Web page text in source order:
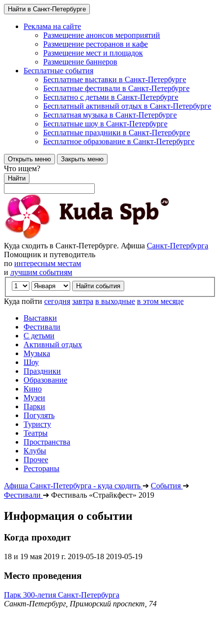
Найти в Санкт-Петербурге
Реклама на сайте
Размещение анонсов мероприятий
Размещение ресторанов и кафе
Размещение мест и площадок
Размещение баннеров
Бесплатные события
Бесплатные выставки в Санкт-Петербурге
Бесплатные фестивали в Санкт-Петербурге
Бесплатно с детьми в Санкт-Петербурге
Бесплатный активный отдых в Санкт-Петербурге
Бесплатная музыка в Санкт-Петербурге
Бесплатные шоу в Санкт-Петербурге
Бесплатные праздники в Санкт-Петербурге
Бесплатное образование в Санкт-Петербурге
Открыть меню Закрыть меню
Что ищем?
Найти
Куда сходить в Санкт-Петербурге. Афиша Санкт-Петербурга
Помощник и путеводитель
по интересным местам
и лучшим событиям
Куда пойти сегодня завтра в выходные в этом месяце
Выставки
Фестивали
С детьми
Активный отдых
Музыка
Шоу
Праздники
Образование
Кино
Музеи
Парки
Погулять
Туристу
Театры
Пространства
Клубы
Прочее
Рестораны
Афиша Санкт-Петербурга - куда сходить ➔ События ➔
Фестивали ➔ Фестиваль «Страйкфест» 2019
Информация о событии
Когда проходит
18 и 19 мая 2019 г. 2019-05-18 2019-05-19
Место проведения
Парк 300-летия Санкт-Петербурга
Санкт-Петербург, Приморский проспект, 74